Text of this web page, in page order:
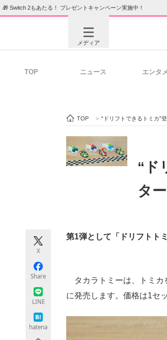
🎁 Switch 2もあたる！ プレゼントキャンペーン実施中！
メディア
ビジネスと働き方のヒント
ITエンジニア向け専門サイト
モノづくり技術者専門サイト
ちょっと気になるネットの話題
TOP ニュース エンタメ
TOP > “ドリフトできるトミカ”
“ド
タ
X
Share
LINE
hatena
第1弾として「ドリフトト
タカラトミーは、トミカ
に発売します。価格は1セ